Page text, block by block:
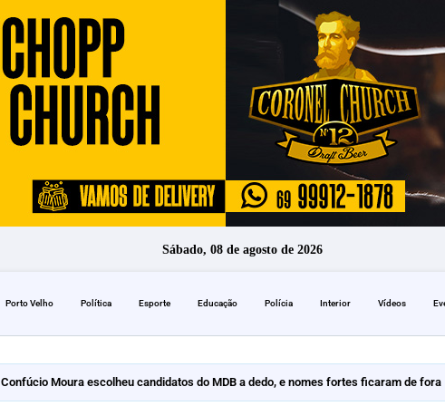
Sábado, 08 de agosto de 2026
Porto Velho Política Esporte Educação Polícia Interior Vídeos
Confúcio Moura escolheu candidatos do MDB a dedo, e nomes fortes ficaram de fora